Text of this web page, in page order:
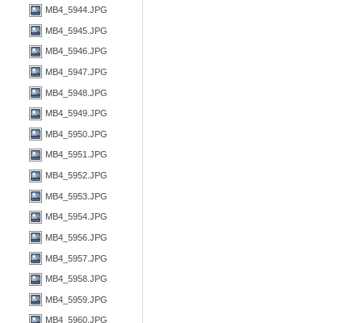
MB4_5944.JPG
MB4_5945.JPG
MB4_5946.JPG
MB4_5947.JPG
MB4_5948.JPG
MB4_5949.JPG
MB4_5950.JPG
MB4_5951.JPG
MB4_5952.JPG
MB4_5953.JPG
MB4_5954.JPG
MB4_5956.JPG
MB4_5957.JPG
MB4_5958.JPG
MB4_5959.JPG
MB4_5960.JPG